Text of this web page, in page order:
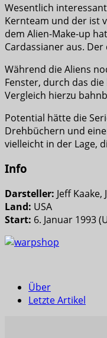
Wesentlich
Kernteam und der ist
dem Alien-Make-up
Cardassianer aus.
Während die Aliens
Fenster, durch das
Vergleich hierzu
Potential hätte die
Drehbüchern und
vielleicht in der Lage,
Info
Darsteller: Jeff
Land: USA
Start: 6. Januar 1993
Über
Letzte Artikel